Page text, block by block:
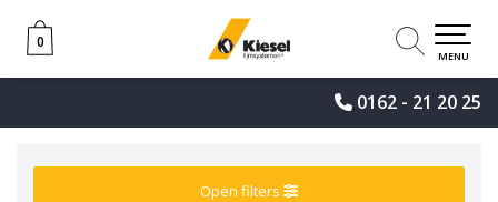
0162 - 21 20 25
0
0
MENU
Open filters